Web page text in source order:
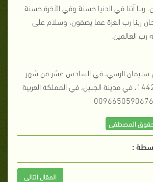
ربنا آتنا في الدنيا حسنة وفي الآخرة حسنة
ربنا رب العزة عما يصفون، وسلام على
رب العالمين.
سليمان الرسي، في السادس عشر من شهر
جمادى الآخرة لعام 1442، في مدينة الجبيل، في المملكة العربية
المصطفى
:
المقال التالى